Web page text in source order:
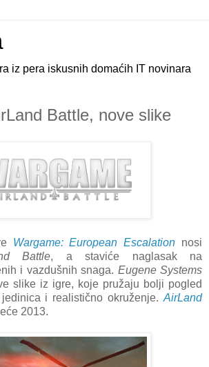
iz pera iskusnih domaćih IT novinara
Battle, nove slike
Wargame: European Escalation nosi
Battle, a staviće naglasak na
i vazdušnih snaga. Eugene Systems
slike iz igre, koje pružaju bolji pogled
i realistično okruženje. AirLand
2013.